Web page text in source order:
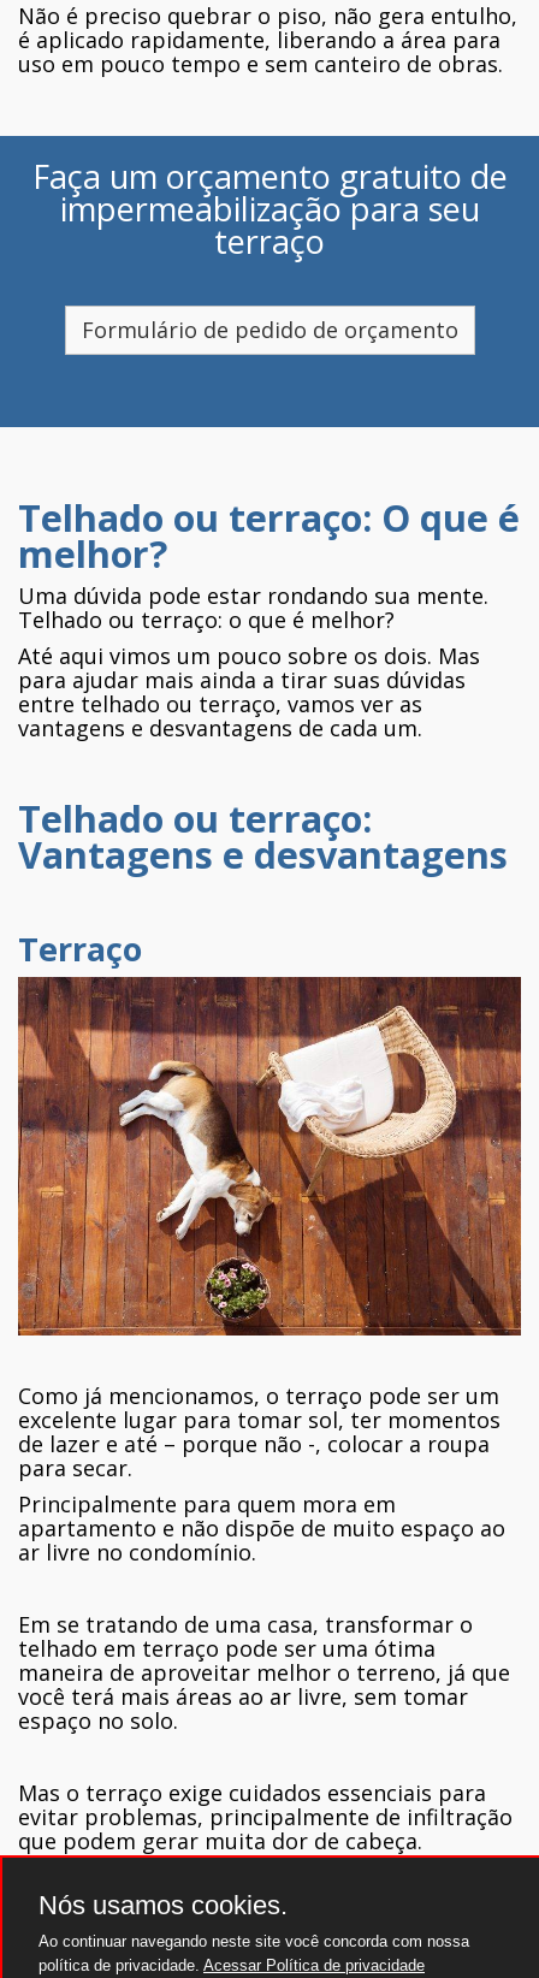
Não é preciso quebrar o piso, não gera entulho,
é aplicado rapidamente, liberando a área para
uso em pouco tempo e sem canteiro de obras.
Faça um orçamento gratuito de
impermeabilização para seu
terraço
Formulário de pedido de orçamento
Telhado ou terraço: O que é
melhor?
Uma dúvida pode estar rondando sua mente.
Telhado ou terraço: o que é melhor?
Até aqui vimos um pouco sobre os dois. Mas
para ajudar mais ainda a tirar suas dúvidas
entre telhado ou terraço, vamos ver as
vantagens e desvantagens de cada um.
Telhado ou terraço:
Vantagens e desvantagens
Terraço
Como já mencionamos, o terraço pode ser um
excelente lugar para tomar sol, ter momentos
de lazer e até – porque não -, colocar a roupa
para secar.
Principalmente para quem mora em
apartamento e não dispõe de muito espaço ao
ar livre no condomínio.
Em se tratando de uma casa, transformar o
telhado em terraço pode ser uma ótima
maneira de aproveitar melhor o terreno, já que
você terá mais áreas ao ar livre, sem tomar
espaço no solo.
Mas o terraço exige cuidados essenciais para
evitar problemas, principalmente de infiltração
que podem gerar muita dor de cabeça.
impermeabilização cuidadosa e com garantia,
problemas futuros, a instalação é fácil, não
Nós usamos cookies.
Ao continuar navegando neste site você concorda com nossa
política de privacidade. Acessar Política de privacidade